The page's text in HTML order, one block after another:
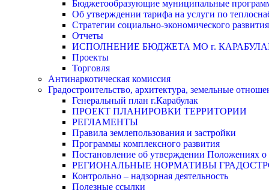
Бюджетообразующие муниципальные
Об утверждении тарифа на услуги по
Стратегии социально-экономического развития
Отчеты
ИСПОЛНЕНИЕ БЮДЖЕТА МО г.
Проекты
Торговля
Антинаркотическая комиссия
Градостроительство, архитектура, земельные
Генеральный план г.Карабулак
ПРОЕКТ ПЛАНИРОВКИ ТЕРРИТОРИИ
РЕГЛАМЕНТЫ
Правила землепользования и застройки
Программы комплексного развития
Постановление об утверждении Положениях о
РЕГИОНАЛЬНЫЕ НОРМАТИВЫ
Контрольно – надзорная деятельность
Полезные ссылки